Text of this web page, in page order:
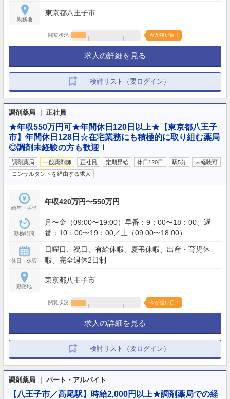
勤務地
東京都八王子市
閲覧状況 今が狙い目！
求人の詳細を見る
検討リスト（要ログイン）
調剤薬局 ｜ 正社員
★年収550万円可★年間休日120日以上★【東京都八王子
市】年間休日128日☆在宅業務にも積極的に取り組む薬局
◎調剤未経験の方も歓迎！
調剤薬局 一般薬剤師 正社員 定期昇給 休日120日 駅5分
未経験可
コンサルタントを経由する求人
給与・手当
年収420万円〜550万円
勤務時間
月〜金（09:00〜19:00）早番：9：00〜18：00、遅
番：10：00〜19：00／土（09:00〜18:00）
休日・休暇
日曜日、祝日、有給休暇、慶弔休暇、出産・育児休
暇、完全週休2日制
勤務地
東京都八王子市
閲覧状況 今が狙い目！
求人の詳細を見る
検討リスト（要ログイン）
調剤薬局 ｜ パート・アルバイト
【八王子市／高尾駅】時給2,000円以上★調剤薬局での経